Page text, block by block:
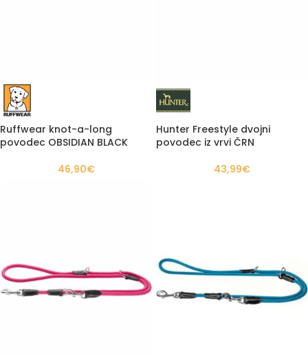
Ruffwear knot-a-long
povodec OBSIDIAN BLACK
46,90€
Hunter Freestyle dvojni
povodec iz vrvi ČRN
43,99€